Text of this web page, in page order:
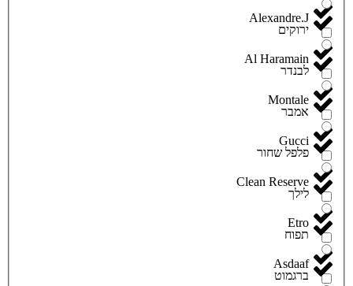
Alexandre.J
Al Haramain
Montale
Gucci
Clean Reserve
Etro
Asdaaf
ירוקים
לבנדר
אמבר
פלפל שחור
לילך
תפוח
ברגמוט